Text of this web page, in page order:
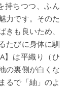
持ちつつ、ふん
力です。そのた
も良いため、
たびに身体に馴
】は平織り（ひ
の裏側が白くな
るで「紬」のよ